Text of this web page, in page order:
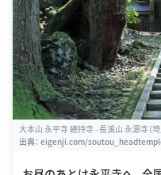
大本山 永平寺 總持寺 - 長溪山 永源寺（埼
出典： eigenji.com/